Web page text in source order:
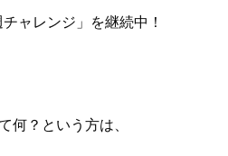
ャレンジ」を継続中！
何？という方は、